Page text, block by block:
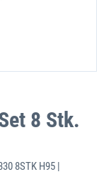
8 Stk.
8STK H95 |